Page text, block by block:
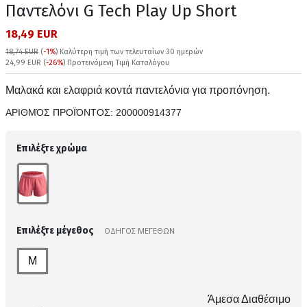
Παντελόνι G Tech Play Up Short
18,49 EUR
18,74 EUR (-1%) Καλύτερη τιμή των τελευταίων 30 ημερών
24,99 EUR (-26%) Προτεινόμενη Τιμή Καταλόγου
Μαλακά και ελαφριά κοντά παντελόνια για προπόνηση.
ΑΡΙΘΜΌΣ ΠΡΟΪΌΝΤΟΣ: 200000914377
Επιλέξτε χρώμα
Επιλέξτε μέγεθος ΟΔΗΓΟΣ ΜΕΓΕΘΩΝ
M
Άμεσα Διαθέσιμο